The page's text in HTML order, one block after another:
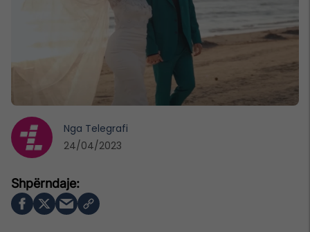
Nga Telegrafi
24/04/2023